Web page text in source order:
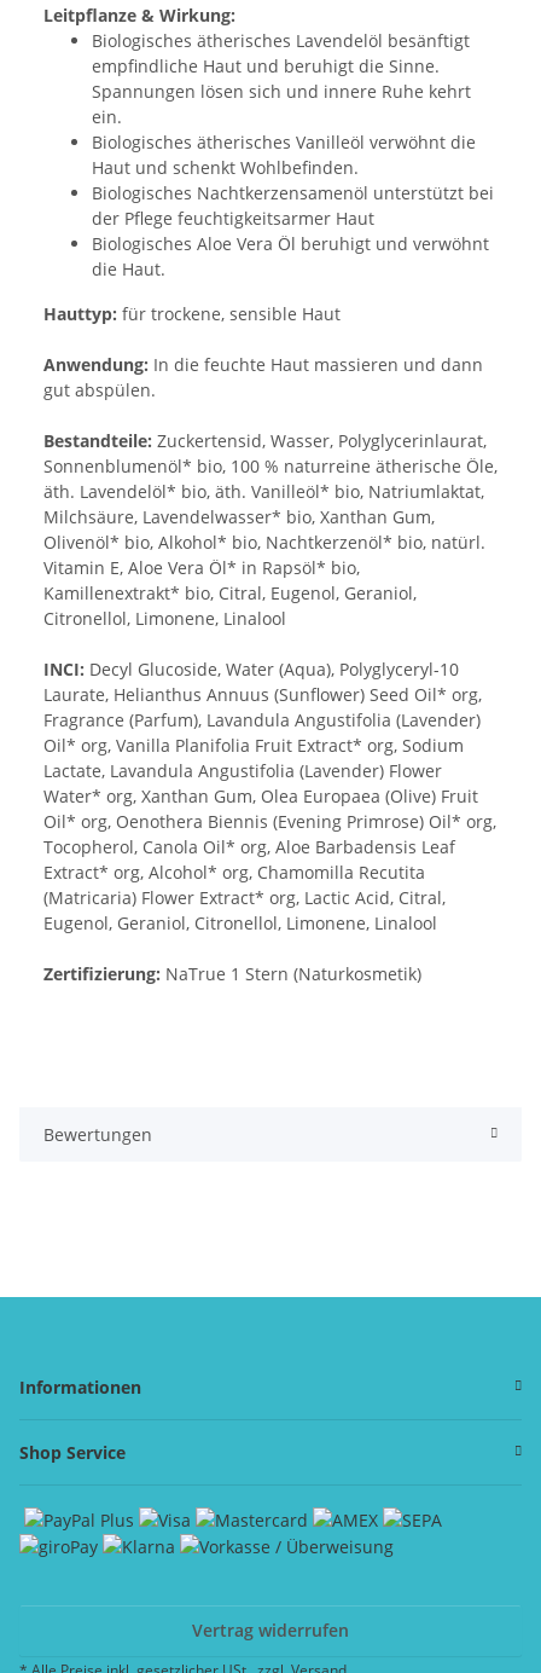
Leitpflanze & Wirkung:
Biologisches ätherisches Lavendelöl besänftigt
empfindliche Haut und beruhigt die Sinne.
Spannungen lösen sich und innere Ruhe kehrt
ein.
Biologisches ätherisches Vanilleöl verwöhnt die
Haut und schenkt Wohlbefinden.
Biologisches Nachtkerzensamenöl unterstützt bei
der Pflege feuchtigkeitsarmer Haut
Biologisches Aloe Vera Öl beruhigt und verwöhnt
die Haut.
Hauttyp: für trockene, sensible Haut
Anwendung: In die feuchte Haut massieren und dann
gut abspülen.
Bestandteile: Zuckertensid, Wasser, Polyglycerinlaurat,
Sonnenblumenöl* bio, 100 % naturreine ätherische Öle,
äth. Lavendelöl* bio, äth. Vanilleöl* bio, Natriumlaktat,
Milchsäure, Lavendelwasser* bio, Xanthan Gum,
Olivenöl* bio, Alkohol* bio, Nachtkerzenöl* bio, natürl.
Vitamin E, Aloe Vera Öl* in Rapsöl* bio,
Kamillenextrakt* bio, Citral, Eugenol, Geraniol,
Citronellol, Limonene, Linalool
INCI: Decyl Glucoside, Water (Aqua), Polyglyceryl-10
Laurate, Helianthus Annuus (Sunflower) Seed Oil* org,
Fragrance (Parfum), Lavandula Angustifolia (Lavender)
Oil* org, Vanilla Planifolia Fruit Extract* org, Sodium
Lactate, Lavandula Angustifolia (Lavender) Flower
Water* org, Xanthan Gum, Olea Europaea (Olive) Fruit
Oil* org, Oenothera Biennis (Evening Primrose) Oil* org,
Tocopherol, Canola Oil* org, Aloe Barbadensis Leaf
Extract* org, Alcohol* org, Chamomilla Recutita
(Matricaria) Flower Extract* org, Lactic Acid, Citral,
Eugenol, Geraniol, Citronellol, Limonene, Linalool
Zertifizierung: NaTrue 1 Stern (Naturkosmetik)
Bewertungen
Informationen
Shop Service
Vertrag widerrufen